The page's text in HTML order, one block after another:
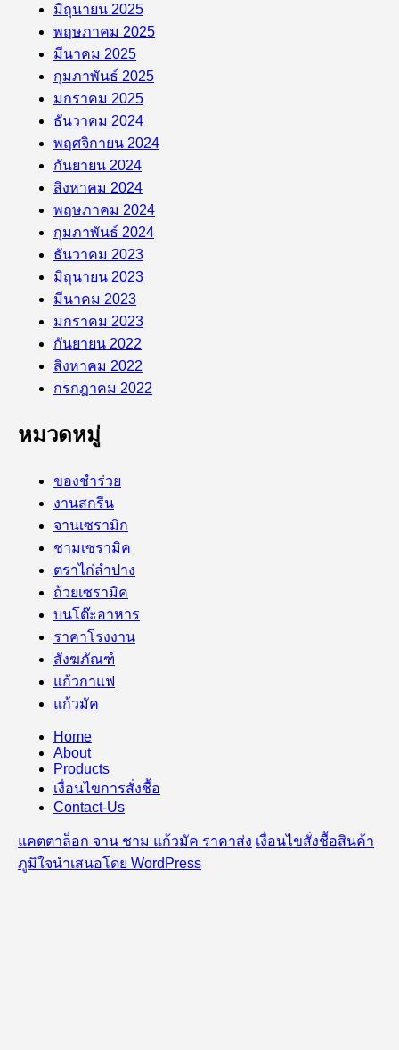
มิถุนายน 2025
พฤษภาคม 2025
มีนาคม 2025
กุมภาพันธ์ 2025
มกราคม 2025
ธันวาคม 2024
พฤศจิกายน 2024
กันยายน 2024
สิงหาคม 2024
พฤษภาคม 2024
กุมภาพันธ์ 2024
ธันวาคม 2023
มิถุนายน 2023
มีนาคม 2023
มกราคม 2023
กันยายน 2022
สิงหาคม 2022
กรกฎาคม 2022
หมวดหมู่
ของชำร่วย
งานสกรีน
จานเซรามิก
ชามเซรามิค
ตราไก่ลำปาง
ถ้วยเซรามิค
บนโต๊ะอาหาร
ราคาโรงงาน
สังฆภัณฑ์
แก้วกาแฟ
แก้วมัค
Home
About
Products
เงื่อนไขการสั่งชื้อ
Contact-Us
แคตตาล็อก จาน ชาม แก้วมัค ราคาส่ง เงื่อนไขสั่งชื้อสินค้า
ภูมิใจนำเสนอโดย WordPress